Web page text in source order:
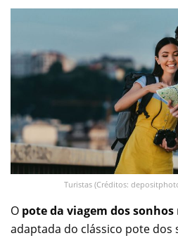
Turistas (Créditos:
O pote da viagem dos sonhos
adaptada do clássico pote dos